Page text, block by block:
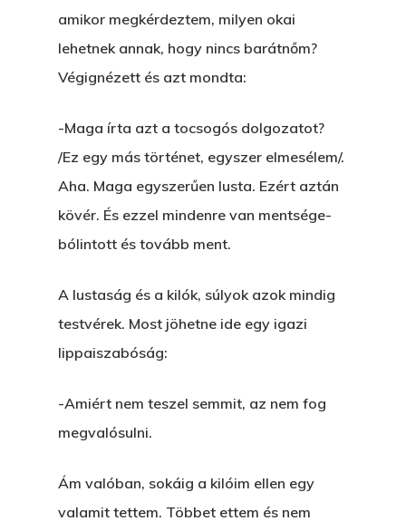
amikor megkérdeztem, milyen okai
lehetnek annak, hogy nincs barátnőm?
Végignézett és azt mondta:
-Maga írta azt a tocsogós dolgozatot?
/Ez egy más történet, egyszer elmesélem/.
Aha. Maga egyszerűen lusta. Ezért aztán
kövér. És ezzel mindenre van mentsége-
bólintott és tovább ment.
A lustaság és a kilók, súlyok azok mindig
testvérek. Most jöhetne ide egy igazi
lippaiszabóság:
-Amiért nem teszel semmit, az nem fog
megvalósulni.
Ám valóban, sokáig a kilóim ellen egy
valamit tettem. Többet ettem és nem